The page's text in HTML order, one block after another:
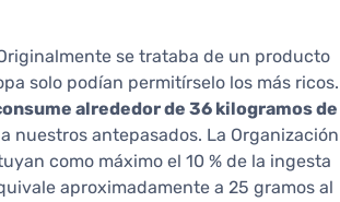
se trataba de un producto
solo podían permitírselo los más ricos.
alrededor de 36 kilogramos de
nuestros antepasados. La Organización
como máximo el 10 % de la ingesta
aproximadamente a 25 gramos al